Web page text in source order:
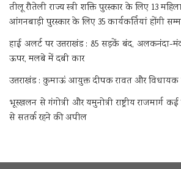
तीलू रौतेली राज्य स्त्री शक्ति पुरस्कार के लिए 13
आंगनबाड़ी पुरस्कार के लिए 35 कार्यकर्तियां होंगी
हाई अलर्ट पर उत्तराखंड : 85 सड़कें बंद, अलकनंदा-
ऊपर, मलबे में दबी कार
उत्तराखंड : कुमाऊं आयुक्त दीपक रावत और विधायक
भूस्खलन से गंगोत्री और यमुनोत्री राष्ट्रीय राजमार्ग कई
से सतर्क रहने की अपील